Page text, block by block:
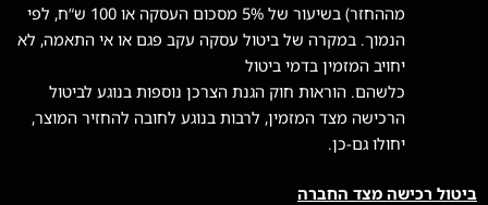
מההחזר) בשיעור של 5% מסכום העסקה או 100 ש“ח, לפי
הנמוך. במקרה של ביטול עסקה עקב פגם או אי התאמה, לא
יחויב המזמין בדמי ביטול
כלשהם. הוראות חוק הגנת הצרכן נוספות בנוגע לביטול
הרכישה מצד המזמין, לרבות בנוגע לחובה להחזיר המוצר,
יחולו גם-כן.
ביטול רכישה מצד החברה